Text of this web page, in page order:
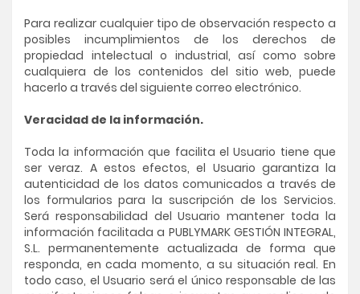
Para realizar cualquier tipo de observación respecto a
posibles incumplimientos de los derechos de
propiedad intelectual o industrial, así como sobre
cualquiera de los contenidos del sitio web, puede
hacerlo a través del siguiente correo electrónico.
Veracidad de la información.
Toda la información que facilita el Usuario tiene que
ser veraz. A estos efectos, el Usuario garantiza la
autenticidad de los datos comunicados a través de
los formularios para la suscripción de los Servicios.
Será responsabilidad del Usuario mantener toda la
información facilitada a PUBLYMARK GESTIÓN INTEGRAL,
S.L. permanentemente actualizada de forma que
responda, en cada momento, a su situación real. En
todo caso, el Usuario será el único responsable de las